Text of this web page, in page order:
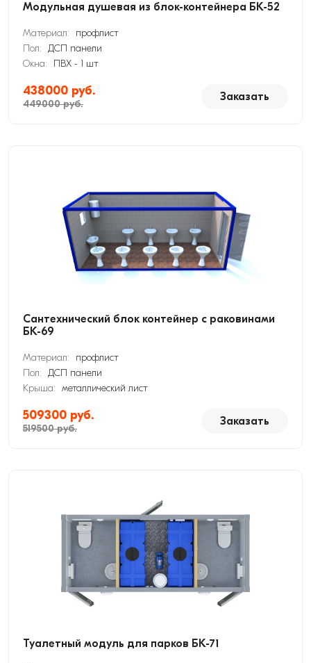
Модульная душевая из блок-контейнера БК-52
Материал:
профлист
Пол: ДСП панели
Окна:
ПВХ - 1 шт
438000 руб.
449000 руб.
Заказать
Сантехнический блок контейнер с раковинами
БК-69
Материал:
профлист
Пол: ДСП панели
Крыша: металлический лист
509300 руб.
519500 руб.
Заказать
Туалетный модуль для парков БК-71